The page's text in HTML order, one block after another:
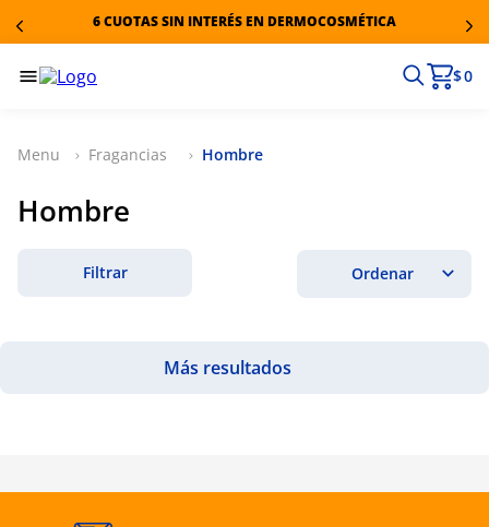
6 CUOTAS SIN INTERÉS EN DERMOCOSMÉTICA
$ 0
Fragancias Hombre
Hombre
Filtrar